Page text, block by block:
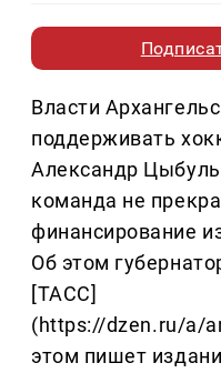
Власти
поддерживать
Александр
команда не
финансирование
Об этом
[ТАСС]
(https://dzen.ru/a/
этом пишет